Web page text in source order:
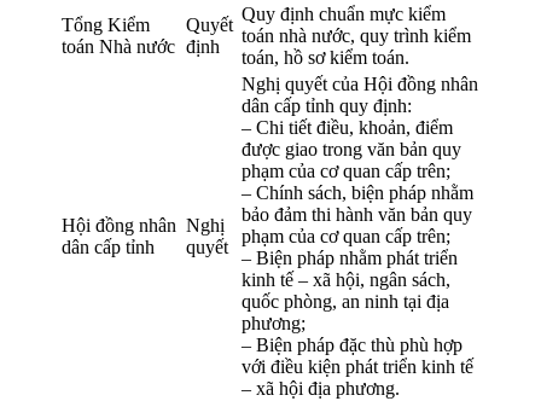
Tổng Kiểm
toán Nhà nước
Quyết
định
Quy định chuẩn mực kiểm
toán nhà nước, quy trình kiểm
toán, hồ sơ kiểm toán.
Hội đồng nhân
dân cấp tỉnh
Nghị
quyết
Nghị quyết của Hội đồng nhân
dân cấp tỉnh quy định:
– Chi tiết điều, khoản, điểm
được giao trong văn bản quy
phạm của cơ quan cấp trên;
– Chính sách, biện pháp nhằm
bảo đảm thi hành văn bản quy
phạm của cơ quan cấp trên;
– Biện pháp nhằm phát triển
kinh tế – xã hội, ngân sách,
quốc phòng, an ninh tại địa
phương;
– Biện pháp đặc thù phù hợp
với điều kiện phát triển kinh tế
– xã hội địa phương.